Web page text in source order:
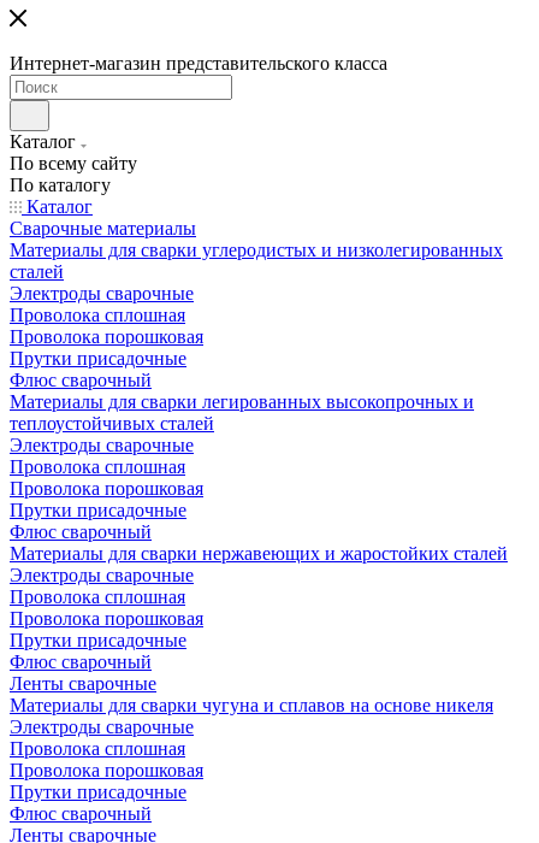
Интернет-магазин представительского класса
Каталог
По всему сайту
По каталогу
Каталог
Сварочные материалы
Материалы для сварки углеродистых и низколегированных
сталей
Электроды сварочные
Проволока сплошная
Проволока порошковая
Прутки присадочные
Флюс сварочный
Материалы для сварки легированных высокопрочных и
теплоустойчивых сталей
Электроды сварочные
Проволока сплошная
Проволока порошковая
Прутки присадочные
Флюс сварочный
Материалы для сварки нержавеющих и жаростойких сталей
Электроды сварочные
Проволока сплошная
Проволока порошковая
Прутки присадочные
Флюс сварочный
Ленты сварочные
Материалы для сварки чугуна и сплавов на основе никеля
Электроды сварочные
Проволока сплошная
Проволока порошковая
Прутки присадочные
Флюс сварочный
Ленты сварочные